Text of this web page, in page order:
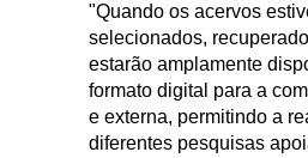
"Quando os acervos
selecionados,
estarão amplamente
formato digital para a
e externa, permitindo a
diferentes pesquisas